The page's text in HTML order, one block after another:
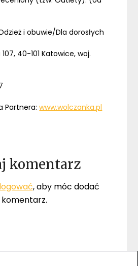
i obuwie/Dla dorosłych
40-101 Katowice, woj.
Partnera:www.wolczanka.pl
komentarz
, aby móc dodać
komentarz.